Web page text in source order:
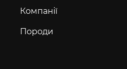
Компанії
Породи